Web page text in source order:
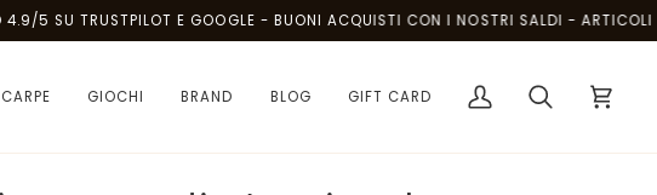
TRUSTPILOT E GOOGLE - BUONI ACQUISTI CON I NOSTRI SALDI - ARTICOLI AL
GIOCHI BRAND BLOG GIFT CARD
Il
account
Cerca Carrello